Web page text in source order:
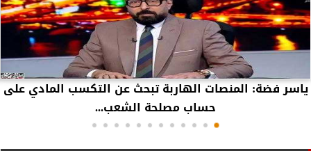
ياسر فضة: المنصات الهاربة تبحث عن التكسب المادي على
حساب مصلحة الشعب...